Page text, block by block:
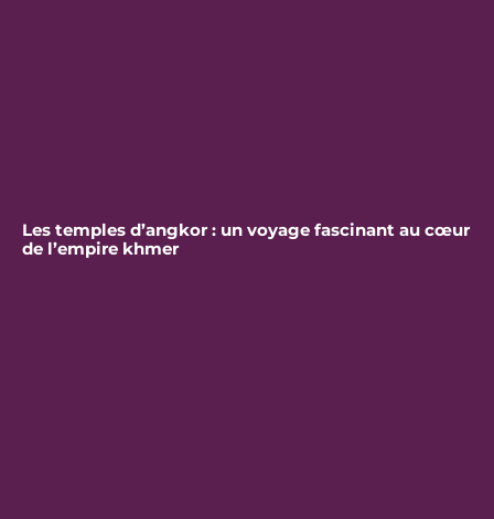
Les temples d’angkor : un voyage fascinant au cœur
de l’empire khmer